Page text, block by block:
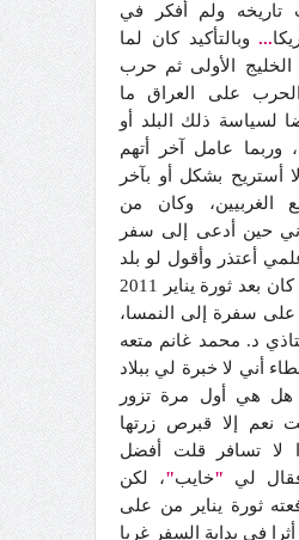
ولم أفكر في
...وبالتأكيد كان لما
الأولى ثم حرب
الحرب على العراق ما
لسياسة ذلك البلد أو
وربما عامل آخر أتهم
أستريح بشكل أو بآخر
الغربيين، وكان من
حين أدعى إلى سفر
أعتذر وأقول لو بلد
عربي أوافق، ثم كان بعد ثورة يناير 2011
سفرة إلى النمسا،
د. محمد غانم متعه
أني لا خبرة لي ببلاد
هل هي أول مرة تزور
نعم إلا قبرص زرتها
لا تسافر قلت أفضل
فقال لي "خايب"، لكن
ثورة يناير من على
في بداية السفر غربا